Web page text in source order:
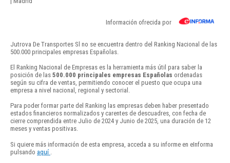
Información ofrecida por
Jutrova De Transportes Sl no se encuentra dentro del Ranking Nacional de las
500.000 principales empresas Españolas.
El Ranking Nacional de Empresas es la herramienta más útil para saber la
posición de las 500.000 principales empresas Españolas ordenadas
según su cifra de ventas, permitiendo conocer el puesto que ocupa una
empresa a nivel nacional, regional y sectorial.
Para poder formar parte del Ranking las empresas deben haber presentado
estados financieros normalizados y carentes de descuadres, con fecha de
cierre comprendida entre Julio de 2024 y Junio de 2025, una duración de 12
meses y ventas positivas.
Si quiere más información de esta empresa, acceda a su informe en eInforma
pulsando aquí